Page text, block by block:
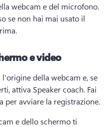
se non hai mai usato il
e video
della webcam e, se
attiva Speaker coach. Fai
per avviare la registrazione.
e dello schermo ti